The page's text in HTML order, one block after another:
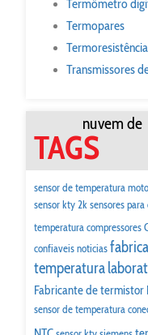
Termômetro
Termopares
Termoresistência
Transmissores
nuvem de
TAGS
sensor de temperatura
sensor kty 2k sensores para
temperatura compressores
confiaveisnoticias
temperatura
Fabricante de termistor
sensor de temperatura